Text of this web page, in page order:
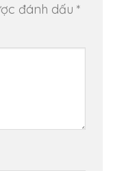
đánh dấu *